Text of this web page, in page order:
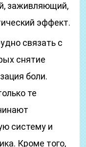
заживляющий,
эффект.
связать с
снятие
боли.
те
систему и
Кроме того,